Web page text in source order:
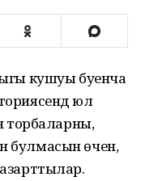
кушуы буенча
юл
торбаларны,
булмасын өчен,